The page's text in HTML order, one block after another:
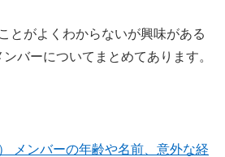
とがよくわからないが興味がある
バーについてまとめてあります。
メンバーの年齢や名前、意外な経